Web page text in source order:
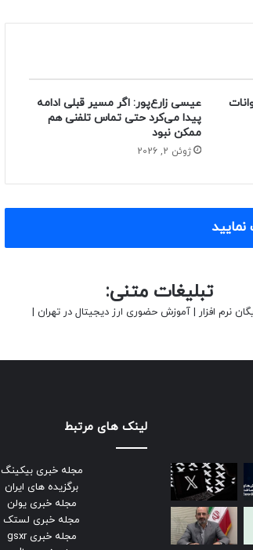
عیسی زارع‌پور: اگر مسیر قبلی ادامه
پیدا می‌کرد حتی تماس تلفنی هم
ممکن نبود
ژوئن 2, 2026
تبلیغات متنی:
نرم افزار آموزش حضوری ارز دیجیتال در تهران
لینک های مرتبط
مجله خبری بیکینگ
برگزیده های ایران
مجله خبری یولن
مجله خبری لستک
مجله خبری gsxr